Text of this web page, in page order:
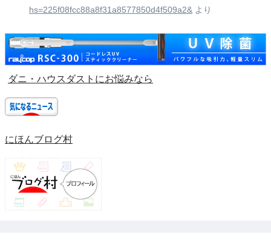
hs=225f08fcc88a8f31a8577850d4f509a2& より
ダニ・ハウスダストにお悩みなら
にほんブログ村